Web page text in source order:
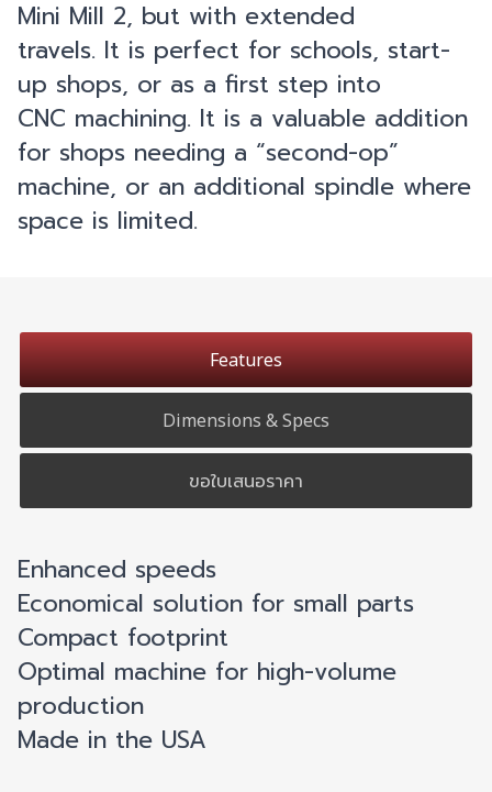
Mini Mill 2, but with extended
travels. It is perfect for schools, start-
up shops, or as a first step into
CNC machining. It is a valuable addition
for shops needing a “second-op”
machine, or an additional spindle where
space is limited.
Features
Dimensions & Specs
ขอใบเสนอราคา
Enhanced speeds
Economical solution for small parts
Compact footprint
Optimal machine for high-volume
production
Made in the USA